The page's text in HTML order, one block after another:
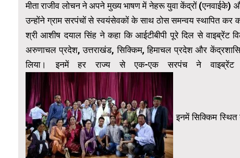
मीता राजीव लोचन ने अपने मुख्य भाषण में नेहरू युवा केंद्रों (एनवाईके)
उन्होंने ग्राम सरपंचों से स्वयंसेवकों के साथ ठोस समन्वय स्थापित
श्री आशीष दयाल सिंह ने कहा कि आईटीबीपी पूरे दिल से वाइब्रेंट
अरुणाचल प्रदेश, उत्तराखंड, सिक्किम, हिमाचल प्रदेश और
लिया। इनमें हर राज्य से एक-एक सरपंच ने वाइब्रेंट
इनमें सिक्किम